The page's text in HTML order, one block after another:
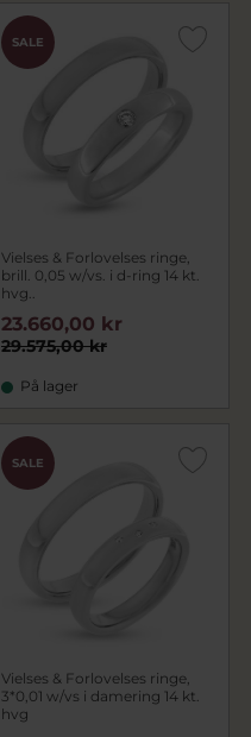
SALE
Vielses & Forlovelses ringe,
brill. 0,05 w/vs. i d-ring 14 kt.
hvg..
29.575,00 kr
23.660,00 kr
På lager
SALE
Vielses & Forlovelses ringe,
3*0,01 w/vs i damering 14 kt.
hvg